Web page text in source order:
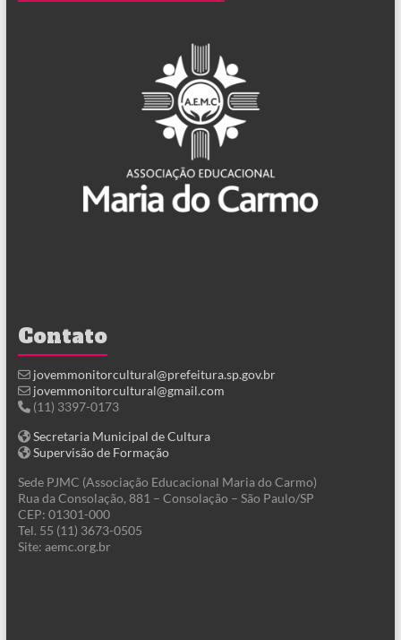
Contato
jovemmonitorcultural@prefeitura.sp.gov.br
jovemmonitorcultural@gmail.com
(11) 3397-0173
Secretaria Municipal de Cultura
Supervisão de Formação
Sede PJMC (Associação Educacional Maria do Carmo)
Rua da Consolação, 881 – Consolação – São Paulo/SP
CEP: 01301-000
Tel. 55 (11) 3673-0505
Site: aemc.org.br